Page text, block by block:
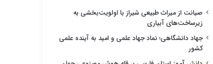
صیانت از میراث طبیعی شیراز با اولویت‌بخشی به
زیرساخت‌های آبیاری
جهاد دانشگاهی؛ نماد جهاد علمی و امید به آینده علمی
کشور